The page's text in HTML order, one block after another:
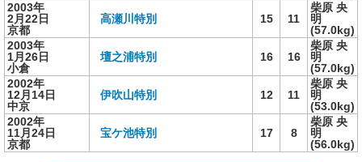
2003年
2月22日
京都
高瀬川特別 15 11
柴原 央
明
(57.0kg)
2003年
1月26日
小倉
壇之浦特別 16 16
柴原 央
明
(57.0kg)
2002年
12月14日
中京
伊吹山特別 12 11
柴原 央
明
(53.0kg)
2002年
11月24日
京都
宝ケ池特別 17 8
柴原 央
明
(56.0kg)